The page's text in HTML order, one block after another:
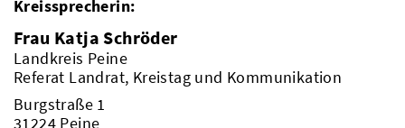
Kreissprecherin:
Frau Katja Schröder
Landkreis Peine
Referat Landrat, Kreistag und Kommunikation
Burgstraße 1
31224 Peine